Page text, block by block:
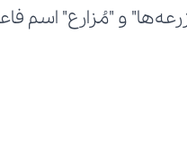
و "مُزارع" اسم